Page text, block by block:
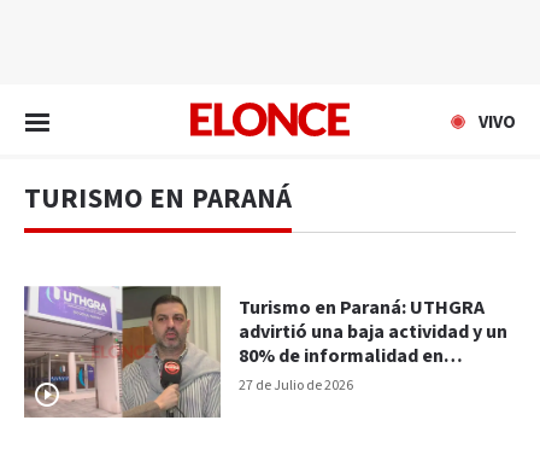
VIVO
TURISMO EN PARANÁ
27 de Julio de 2026
Turismo en Paraná: UTHGRA
advirtió una baja actividad y un
80% de informalidad en
inspecciones